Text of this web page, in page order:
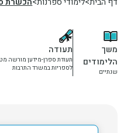
חברה וקהילהמשך
הלימודים
שנתיים
תעודה
תעודת ספרן-מידען מורשה
לספריות במשרד התרבות